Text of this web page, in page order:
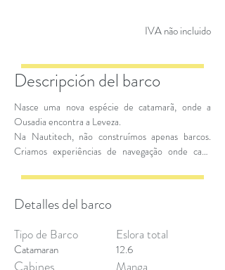
IVA não incluido
Descripción del barco
Nasce uma nova espécie de catamarã, onde a
Ousadia encontra a Leveza.
Na Nautitech, não construímos apenas barcos.
Criamos experiências de navegação onde cada
metro quadrado a bordo conta uma história:
a história de um mar para ser vivido em pleno.
Detalles del barco
Tipo de Barco
Catamaran
Eslora total
12.6
Manga